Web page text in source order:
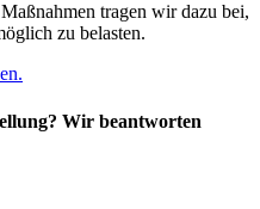
tragen wir dazu bei,
zu belasten.
Wir beantworten